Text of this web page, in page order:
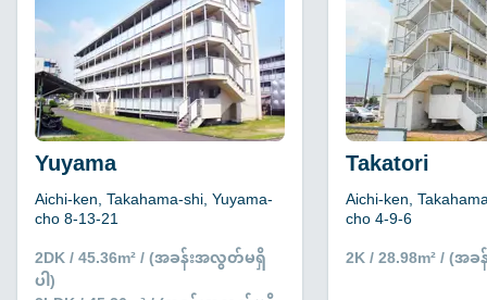
Yuyama
Aichi-ken, Takahama-shi, Yuyama-
cho 8-13-21
2DK / 45.36m² / (အခန်းအလွတ်မရှိ
ပါ)
Takatori
Aichi-ken,
cho 4-9-6
2K / 28.98m² / (